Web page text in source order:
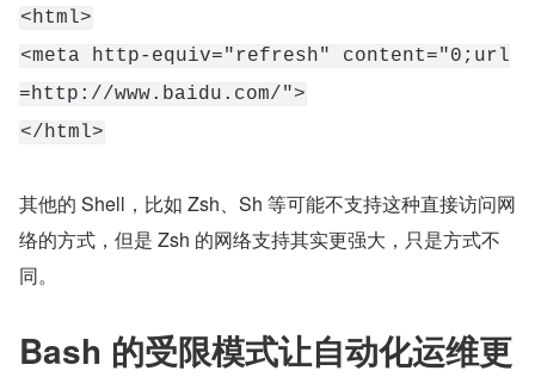
<html>
<meta http-equiv="refresh" content="0;url
=http://www.baidu.com/">
</html>
其他的 Shell，比如 Zsh、Sh 等可能不支持这种直接访问网
络的方式，但是 Zsh 的网络支持其实更强大，只是方式不
同。
Bash 的受限模式让自动化运维更